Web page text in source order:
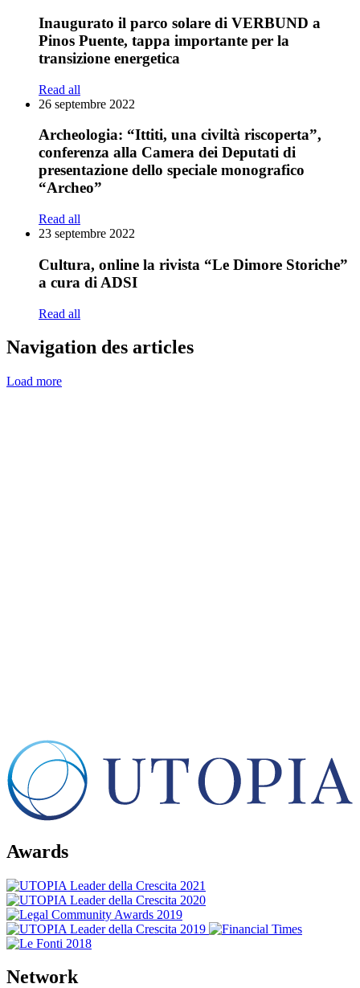
Inaugurato il parco solare di VERBUND a
Pinos Puente, tappa importante per la
transizione energetica
Read all
26 septembre 2022
Archeologia: “Ittiti, una civiltà riscoperta”,
conferenza alla Camera dei Deputati di
presentazione dello speciale monografico
“Archeo”
Read all
23 septembre 2022
Cultura, online la rivista “Le Dimore Storiche”
a cura di ADSI
Read all
Navigation des articles
Load more
Awards
Network